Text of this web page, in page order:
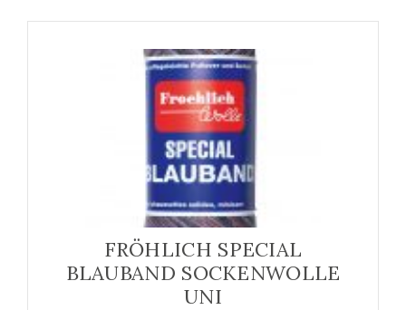
FRÖHLICH SPECIAL
BLAUBAND SOCKENWOLLE
UNI